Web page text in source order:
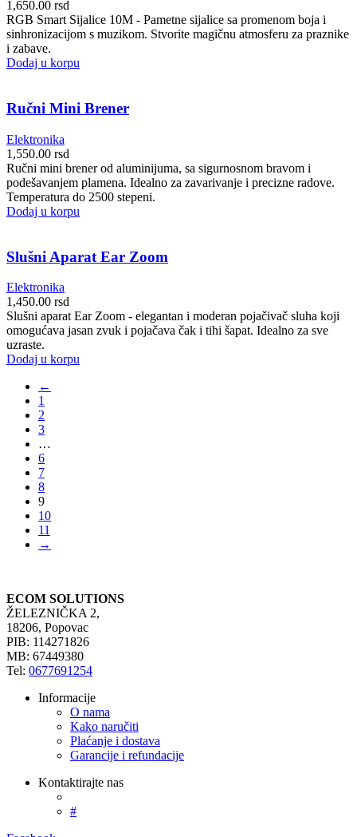
1,650.00 rsd
RGB Smart Sijalice 10M - Pametne sijalice sa promenom boja i
sinhronizacijom s muzikom. Stvorite magičnu atmosferu za praznike
i zabave.
Dodaj u korpu
Ručni Mini Brener
Elektronika
1,550.00 rsd
Ručni mini brener od aluminijuma, sa sigurnosnom bravom i
podešavanjem plamena. Idealno za zavarivanje i precizne radove.
Temperatura do 2500 stepeni.
Dodaj u korpu
Slušni Aparat Ear Zoom
Elektronika
1,450.00 rsd
Slušni aparat Ear Zoom - elegantan i moderan pojačivač sluha koji
omogućava jasan zvuk i pojačava čak i tihi šapat. Idealno za sve
uzraste.
Dodaj u korpu
←
1
2
3
…
6
7
8
9
10
11
→
ECOM SOLUTIONS
ŽELEZNIČKA 2,
18206, Popovac
PIB: 114271826
MB: 67449380
Tel: 0677691254
Informacije
O nama
Kako naručiti
Plaćanje i dostava
Garancije i refundacije
Kontaktirajte nas
#